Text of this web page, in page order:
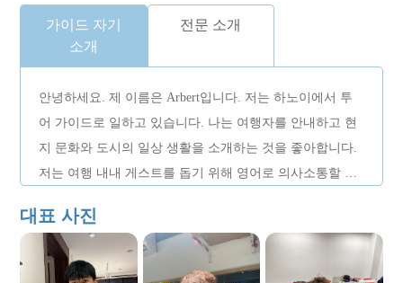
가이드 자기
소개
전문 소개
안녕하세요. 제 이름은 Arbert입니다. 저는 하노이에서 투
어 가이드로 일하고 있습니다. 나는 여행자를 안내하고 현
지 문화와 도시의 일상 생활을 소개하는 것을 좋아합니다.
저는 여행 내내 게스트를 돕기 위해 영어로 의사소통할 수
를 탐험하는 동안 방문객이 안전하고 편안하게 느낄 수 있
도록 하는 데 중점을 둡니다.
대표 사진